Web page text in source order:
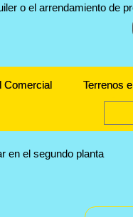
Comercial
Terrenos
en el segundo planta